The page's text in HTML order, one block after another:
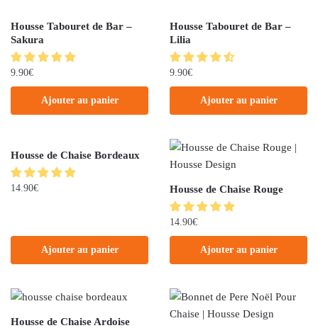
Housse Tabouret de Bar –
Sakura
9.90€
Ajouter au panier
Housse Tabouret de Bar –
Lilia
9.90€
Ajouter au panier
Housse de Chaise Bordeaux
14.90€
Ajouter au panier
Housse de Chaise Rouge
14.90€
Ajouter au panier
Housse de Chaise Ardoise